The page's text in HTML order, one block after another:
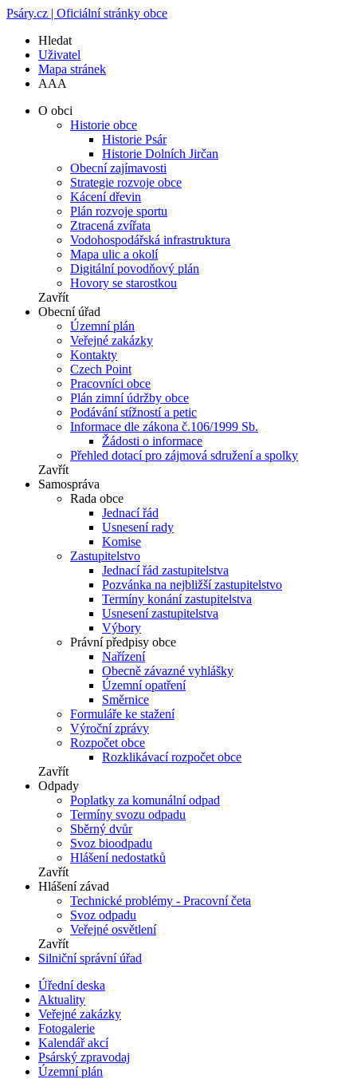
Psáry.cz | Oficiální stránky obce
Hledat
Uživatel
Mapa stránek
AAA
O obci
Historie obce
Historie Psár
Historie Dolních Jirčan
Obecní zajímavosti
Strategie rozvoje obce
Kácení dřevin
Plán rozvoje sportu
Ztracená zvířata
Vodohospodářská infrastruktura
Mapa ulic a okolí
Digitální povodňový plán
Hovory se starostkou
Zavřít
Obecní úřad
Územní plán
Veřejné zakázky
Kontakty
Czech Point
Pracovníci obce
Plán zimní údržby obce
Podávání stížností a petic
Informace dle zákona č.106/1999 Sb.
Žádosti o informace
Přehled dotací pro zájmová sdružení a spolky
Zavřít
Samospráva
Rada obce
Jednací řád
Usnesení rady
Komise
Zastupitelstvo
Jednací řád zastupitelstva
Pozvánka na nejbližší zastupitelstvo
Termíny konání zastupitelstva
Usnesení zastupitelstva
Výbory
Právní předpisy obce
Nařízení
Obecně závazné vyhlášky
Územní opatření
Směrnice
Formuláře ke stažení
Výroční zprávy
Rozpočet obce
Rozklikávací rozpočet obce
Zavřít
Odpady
Poplatky za komunální odpad
Termíny svozu odpadu
Sběrný dvůr
Svoz bioodpadu
Hlášení nedostatků
Zavřít
Hlášení závad
Technické problémy - Pracovní četa
Svoz odpadu
Veřejné osvětlení
Zavřít
Silniční správní úřad
Úřední deska
Aktuality
Veřejné zakázky
Fotogalerie
Kalendář akcí
Psárský zpravodaj
Územní plán